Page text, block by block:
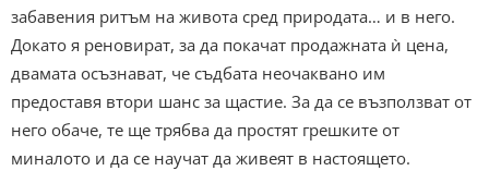
забавения ритъм на животa сред природата… и в него.
Докато я реновират, за да покачат продажната ѝ цена,
двамата осъзнават, че съдбата неочаквано им
предоставя втори шанс за щастие. За да се възползват от
него обаче, те ще трябва да простят грешките от
миналото и да се научат да живеят в настоящето.